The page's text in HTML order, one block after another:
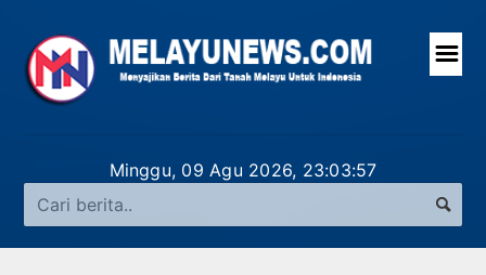
LAPORAN UTAMA
☰
Minggu, 09 Agu 2026, 23:03:58